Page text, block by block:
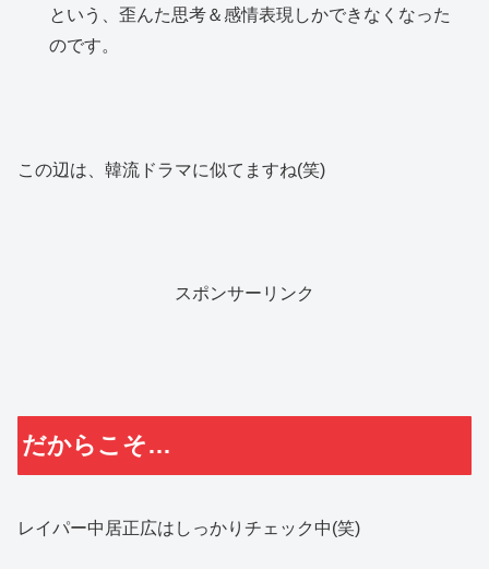
という、歪んた思考＆感情表現しかできなくなった
のです。
この辺は、韓流ドラマに似てますね(笑)
スポンサーリンク
だからこそ…
レイパー中居正広はしっかりチェック中(笑)